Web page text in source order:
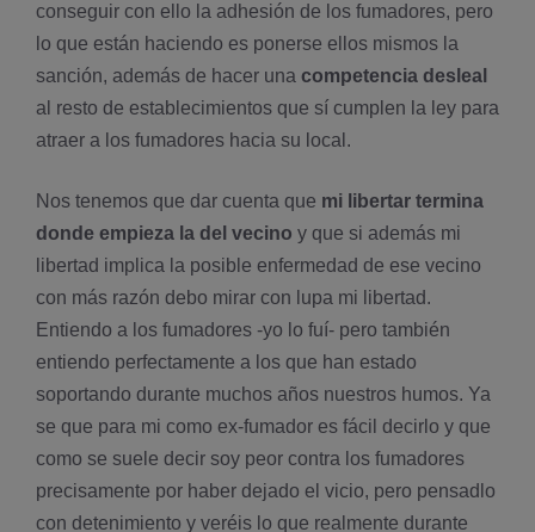
conseguir con ello la adhesión de los fumadores, pero
lo que están haciendo es ponerse ellos mismos la
sanción, además de hacer una competencia desleal
al resto de establecimientos que sí­ cumplen la ley para
atraer a los fumadores hacia su local.
Nos tenemos que dar cuenta que mi libertar termina
donde empieza la del vecino y que si además mi
libertad implica la posible enfermedad de ese vecino
con más razón debo mirar con lupa mi libertad.
Entiendo a los fumadores -yo lo fuí­- pero también
entiendo perfectamente a los que han estado
soportando durante muchos años nuestros humos. Ya
se que para mi como ex-fumador es fácil decirlo y que
como se suele decir soy peor contra los fumadores
precisamente por haber dejado el vicio, pero pensadlo
con detenimiento y veréis lo que realmente durante